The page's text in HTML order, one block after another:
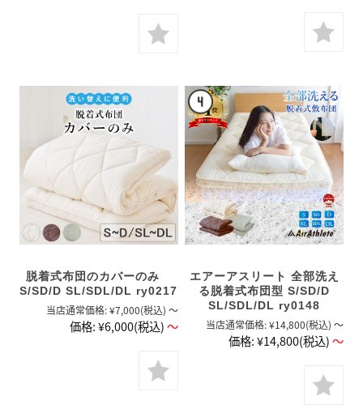
脱着式布団のカバーのみ
S/SD/D SL/SDL/DL ry0217
当店通常価格:¥7,000(税込) ～
価格:¥6,000(税込)～
エアーアスリート 全部洗え
る脱着式布団型 S/SD/D
SL/SDL/DL ry0148
当店通常価格:¥14,800(税込) ～
価格:¥14,800(税込)～